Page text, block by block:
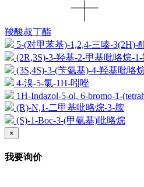
羧酸叔丁酯
5-(对甲苯基)-1,2,4-三嗪-3(2H)-
(2R,3S)-3-羟基-2-甲基吡咯烷-
(3S,4S)-3-(苄氨基)-4-羟基吡咯
4-溴-5-氯-1H-吲唑
1H-Indazol-5-ol, 6-bromo-1-
(R)-N,1-二甲基吡咯烷-3-胺
(S)-1-Boc-3-(甲氨基)吡咯烷
×
我要询价